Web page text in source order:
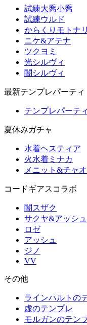
試練大喬小喬
試練ウルド
からくりモトナリ
ニケ&アテナ
ツクヨミ
光シルヴィ
闇シルヴィ
最新テンプレパーティ
テンプレパーテ
夏休みガチャ
水着ヘスティア
火水着ミナカ
メニット&チャ
コードギアスコラボ
闇スザク
サクヤ&アッシュ
ロゼ
アッシュ
ジノ
VV
その他
ラインハルトの
虚のテンプレ
モルガンのテン